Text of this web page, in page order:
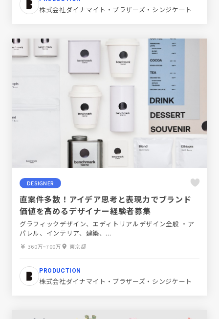
株式会社ダイナマイト・ブラザーズ・シンジケート
DESIGNER
直案件多数！アイデア思考と表現力でブランド
価値を高めるデザイナー経験者募集
グラフィックデザイン、エディトリアルデザイン全般 ・ア
パレル、インテリア、建築、...
360万~700万 東京都
PRODUCTION
株式会社ダイナマイト・ブラザーズ・シンジケート